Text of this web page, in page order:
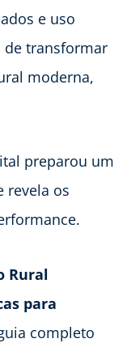
e uso
de transformar
moderna,
preparou um
revela os
Rural
para
completo